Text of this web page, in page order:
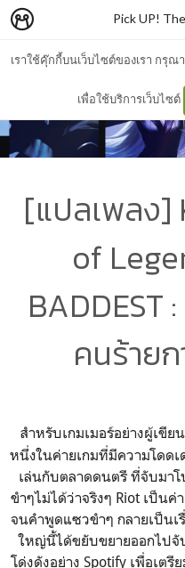
เราใช้คุ๊กกี้บนเว็บไซต์ของเรา กรุ
เพื่อใช้บริการเว็บไซต์
Pick UP!
[แปลเพลง]
of
BADDEST
คนร้าย
สำหรับเกมเมอร์อย่างผู้เขีย
หนึ่งในค่ายเกมที่มีความโดดเ
เล่นกับตลาดดนตรี ที่จับมาโ
ขำๆไม่ได้ว่าจริงๆ Riot เป็นค่
จนคำพูดแซวขำๆ กลายเป็นเ
ใหญ่นี้ได้ขยับขยายออกไปจั
โด่งดังอย่าง Spotify เพื่อเต